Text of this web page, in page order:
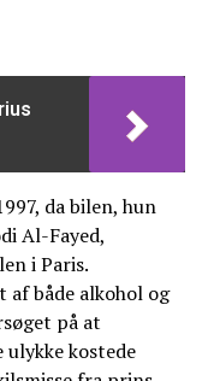
da bilen, hun
Al-Fayed,
i Paris.
af både alkohol og
på at
kostede